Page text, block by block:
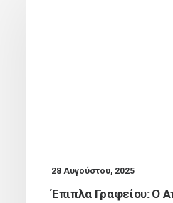
28 Αυγούστου, 2025
Έπιπλα Γραφείου: Ο